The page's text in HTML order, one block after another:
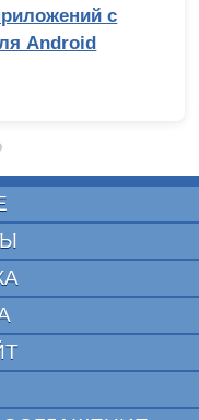
с
Android